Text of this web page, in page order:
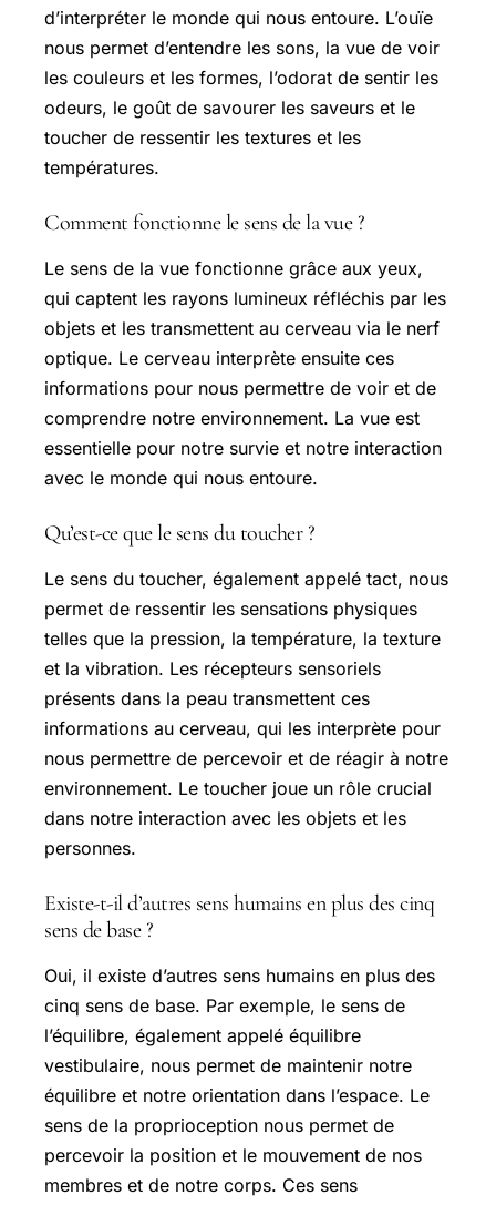
d’interpréter le monde qui nous entoure. L’ouïe
nous permet d’entendre les sons, la vue de voir
les couleurs et les formes, l’odorat de sentir les
odeurs, le goût de savourer les saveurs et le
toucher de ressentir les textures et les
températures.
Comment fonctionne le sens de la vue ?
Le sens de la vue fonctionne grâce aux yeux,
qui captent les rayons lumineux réfléchis par les
objets et les transmettent au cerveau via le nerf
optique. Le cerveau interprète ensuite ces
informations pour nous permettre de voir et de
comprendre notre environnement. La vue est
essentielle pour notre survie et notre interaction
avec le monde qui nous entoure.
Qu’est-ce que le sens du toucher ?
Le sens du toucher, également appelé tact, nous
permet de ressentir les sensations physiques
telles que la pression, la température, la texture
et la vibration. Les récepteurs sensoriels
présents dans la peau transmettent ces
informations au cerveau, qui les interprète pour
nous permettre de percevoir et de réagir à notre
environnement. Le toucher joue un rôle crucial
dans notre interaction avec les objets et les
personnes.
Existe-t-il d’autres sens humains en plus des cinq
sens de base ?
Oui, il existe d’autres sens humains en plus des
cinq sens de base. Par exemple, le sens de
l’équilibre, également appelé équilibre
vestibulaire, nous permet de maintenir notre
équilibre et notre orientation dans l’espace. Le
sens de la proprioception nous permet de
percevoir la position et le mouvement de nos
membres et de notre corps. Ces sens